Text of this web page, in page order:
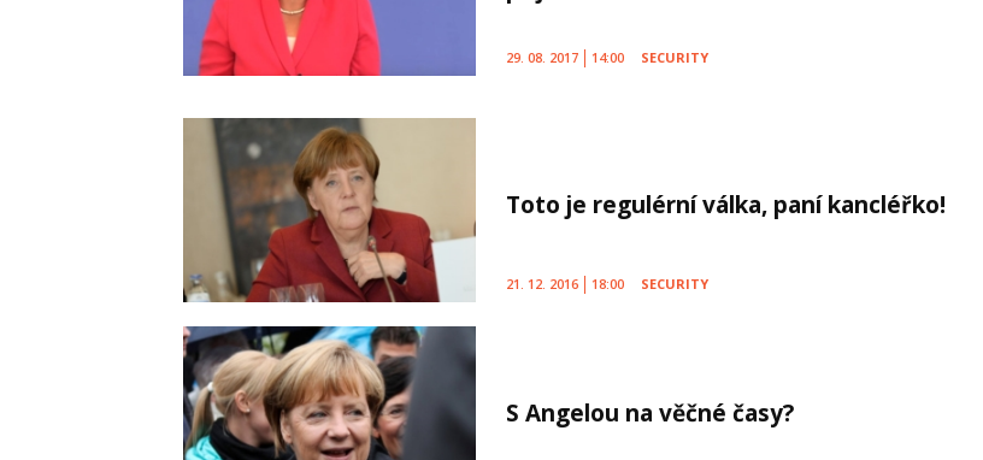
29. 08. 2017 14:00 SECURITY
Toto je regulérní válka, paní kancléřko!
21. 12. 2016 18:00 SECURITY
S Angelou na věčné časy?